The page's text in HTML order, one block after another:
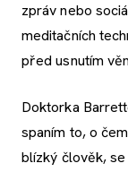
zpráv nebo
meditačních
před usnutím
Doktorka
spaním to, o
blízký člověk,